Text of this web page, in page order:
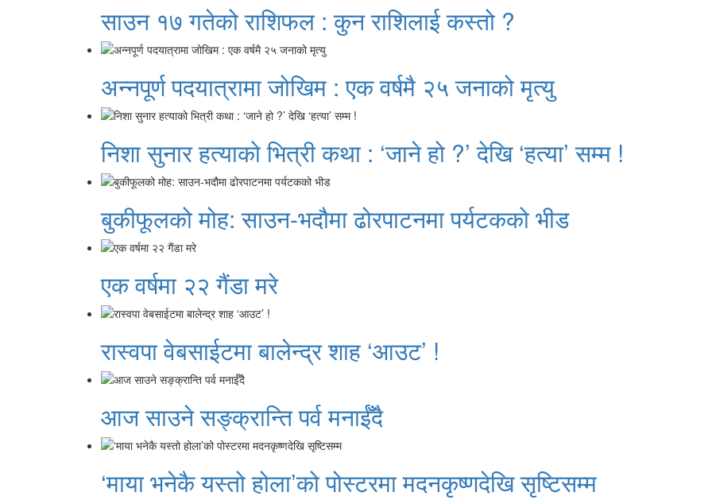
साउन १७ गतेको राशिफल : कुन राशिलाई कस्तो ?
अन्नपूर्ण पदयात्रामा जोखिम : एक वर्षमै २५ जनाको मृत्यु
निशा सुनार हत्याको भित्री कथा : ‘जाने हो ?’ देखि ‘हत्या’ सम्म !
बुकीफूलको मोह: साउन-भदौमा ढोरपाटनमा पर्यटकको भीड
एक वर्षमा २२ गैंडा मरे
रास्वपा वेबसाईटमा बालेन्द्र शाह ‘आउट’ !
आज साउने सङ्क्रान्ति पर्व मनाईँदै
‘माया भनेकै यस्तो होला’को पोस्टरमा मदनकृष्णदेखि सृष्टिसम्म